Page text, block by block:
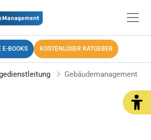
E-BOOKS KOSTENLOSER RATGEBER
Gebäudemanagement